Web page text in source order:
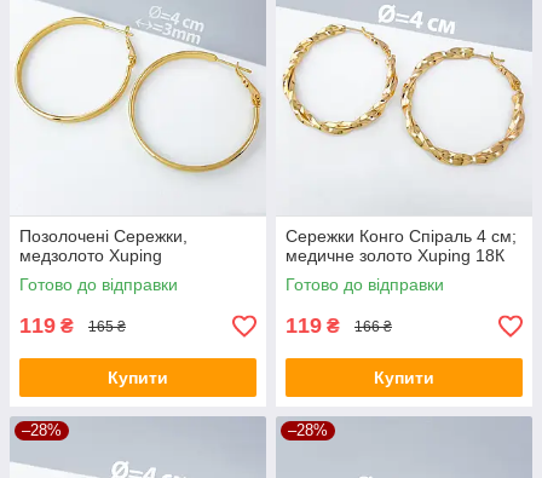
Позолочені Сережки,
медзолото Xuping
Готово до відправки
119 ₴ 165 ₴
Купити
Сережки Конго Спіраль 4 см;
медичне золото Xuping 18К
Готово до відправки
119 ₴ 166 ₴
Купити
–28% –28%